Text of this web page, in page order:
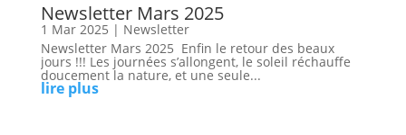
Newsletter Mars 2025
1 Mar 2025 | Newsletter
Newsletter Mars 2025 Enfin le retour des beaux
jours !!! Les journées s’allongent, le soleil réchauffe
doucement la nature, et une seule...
lire plus